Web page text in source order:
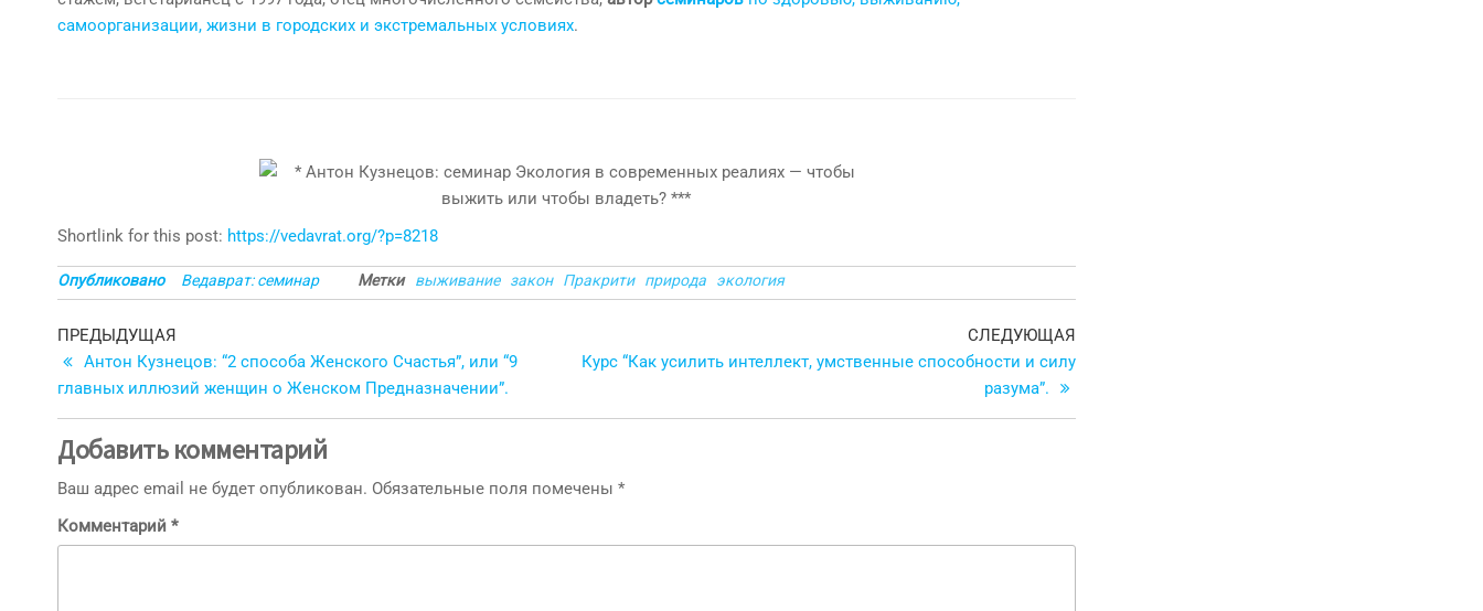
самоорганизации, жизни в городских и экстремальных условиях.
Shortlink for this post: https://vedavrat.org/?p=8218
Опубликовано Ведаврат: семинар Метки выживание закон Пракрити природа экология
Навигация
по
записям
Предыдущая
запись
ПРЕДЫДУЩАЯ
Антон Кузнецов: “2 способа Женского Счастья”, или “9
главных иллюзий женщин о Женском Предназначении”.
Следующая
запись
СЛЕДУЮЩАЯ
Курс “Как усилить интеллект, умственные способности и силу
разума”.
Добавить комментарий
Ваш адрес email не будет опубликован. Обязательные поля помечены *
Комментарий *